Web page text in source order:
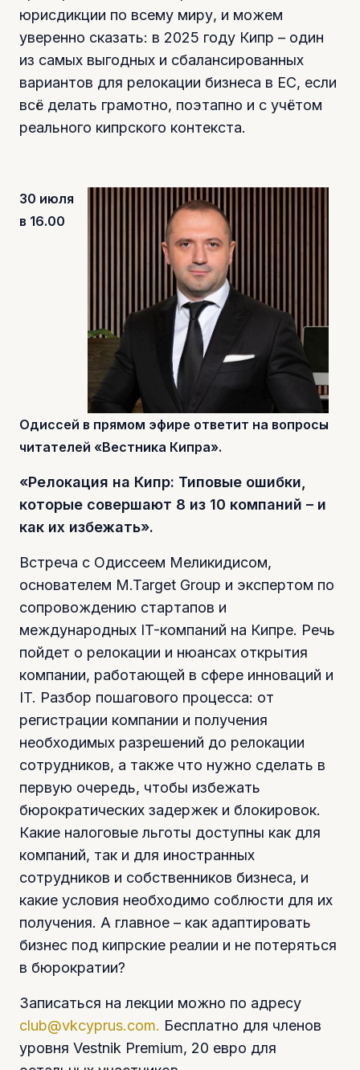
юрисдикции по всему миру, и можем
уверенно сказать: в 2025 году Кипр – один
из самых выгодных и сбалансированных
вариантов для релокации бизнеса в ЕС, если
всё делать грамотно, поэтапно и с учётом
реального кипрского контекста.
30 июля
в 16.00
Одиссей в прямом эфире ответит на вопросы
читателей «Вестника Кипра».
«Релокация на Кипр: Типовые ошибки,
которые совершают 8 из 10 компаний – и
как их избежать».
Встреча с Одиссеем Меликидисом,
основателем M.Target Group и экспертом по
сопровождению стартапов и
международных IT-компаний на Кипре. Речь
пойдет о релокации и нюансах открытия
компании, работающей в сфере инноваций и
IT. Разбор пошагового процесса: от
регистрации компании и получения
необходимых разрешений до релокации
сотрудников, а также что нужно сделать в
первую очередь, чтобы избежать
бюрократических задержек и блокировок.
Какие налоговые льготы доступны как для
компаний, так и для иностранных
сотрудников и собственников бизнеса, и
какие условия необходимо соблюсти для их
получения. А главное – как адаптировать
бизнес под кипрские реалии и не потеряться
в бюрократии?
Записаться на лекции можно по адресу
club@vkcyprus.com. Бесплатно для членов
уровня Vestnik Premium, 20 евро для